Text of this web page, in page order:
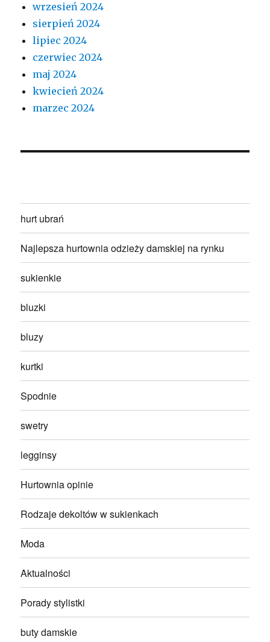
wrzesień 2024
sierpień 2024
lipiec 2024
czerwiec 2024
maj 2024
kwiecień 2024
marzec 2024
hurt ubrań
Najlepsza hurtownia odzieży damskiej na rynku
sukienkie
bluzki
bluzy
kurtki
Spodnie
swetry
legginsy
Hurtownia opinie
Rodzaje dekoltów w sukienkach
Moda
Aktualności
Porady stylistki
buty damskie